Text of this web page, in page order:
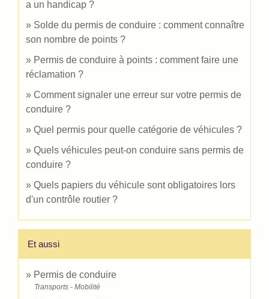
a un handicap ?
Solde du permis de conduire : comment connaître
son nombre de points ?
Permis de conduire à points : comment faire une
réclamation ?
Comment signaler une erreur sur votre permis de
conduire ?
Quel permis pour quelle catégorie de véhicules ?
Quels véhicules peut-on conduire sans permis de
conduire ?
Quels papiers du véhicule sont obligatoires lors
d'un contrôle routier ?
Et aussi
Permis de conduire
Transports - Mobilité